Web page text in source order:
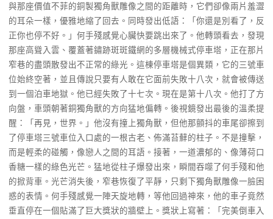
與那座價值不菲的銅製獨角獸雕像之間的距離時，它們卻像兩片羞澀
的耳朵一樣，優雅地縮了回去。同時發出低語：「你還是別看了，反
正你也停不好。」何手殘感覺心臟快要跳出來了。他轉頭看去，發現
那座高聳入雲、覆蓋著鏽跡斑斑鐵網的多層機械式停車塔，正在那片
窄巷的盡頭散發出不正常的綠光。這棟停車塔是個異類，它的三號車
位始終空著，並且傳說只要有人敢在它面前失敗十八次，就會被傳送
到一個泊車地獄。他已經失敗了十七次。現在是第十八次。他打了方
向盤，車頭朝著銅獨角獸的方向猛地偏轉。後視鏡發出最後的溫柔提
醒：「再見，世界。」他沒有撞上獨角獸，但他那顫抖的車尾卻擦到
了停車塔三號車位入口處的一根古老、佈滿苔蘚的柱子。不是撞擊，
而是輕柔的碰觸，像戀人之間的耳語。接著，一道濃郁的、像薄荷口
香糖一樣的綠色光芒。猛地從柱子爆發出來，瞬間吞噬了何手殘和他
的掀背車。光芒消失後，窄巷恢復了平靜，只剩下獨角獸雕像一臉困
惑的表情。何手殘感覺一陣天旋地轉，等他回過神來，他的車子竟然
垂直停在一個貼滿了巨大獎狀的牆壁上。獎狀上寫著：「完美倒車入